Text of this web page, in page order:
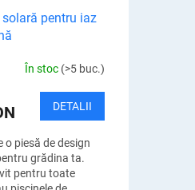
pentru iaz
În stoc (>5 buc.)
DETALII
o piesă de design
grădina ta.
pentru toate